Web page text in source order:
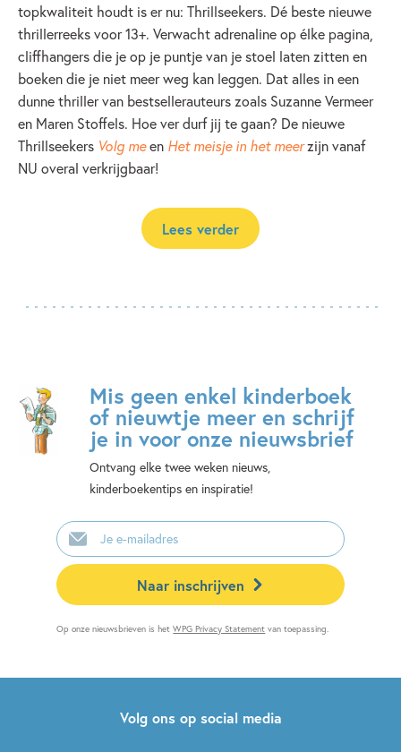
topkwaliteit houdt is er nu: Thrillseekers. Dé beste nieuwe
thrillerreeks voor 13+. Verwacht adrenaline op élke pagina,
cliffhangers die je op je puntje van je stoel laten zitten en
boeken die je niet meer weg kan leggen. Dat alles in een
dunne thriller van bestsellerauteurs zoals Suzanne Vermeer
en Maren Stoffels. Hoe ver durf jij te gaan? De nieuwe
Thrillseekers Volg meen Het meisje in het meerzijn vanaf
NU overal verkrijgbaar!
Lees verder
Mis geen enkel kinderboek
of nieuwtje meer en schrijf
je in voor onze nieuwsbrief
Ontvang elke twee weken nieuws,
kinderboekentips en inspiratie!
E-
mailadres
Naar inschrijven
Op onze nieuwsbrieven is hetWPG Privacy Statement van toepassing.
Volg ons op social media